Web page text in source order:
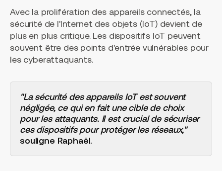
Avec la prolifération des appareils connectés, la
sécurité de l'Internet des objets (IoT) devient de
plus en plus critique. Les dispositifs IoT peuvent
souvent être des points d'entrée vulnérables pour
les cyberattaquants.
"La sécurité des appareils IoT est souvent
négligée, ce qui en fait une cible de choix
pour les attaquants. Il est crucial de sécuriser
ces dispositifs pour protéger les réseaux,"
souligne Raphaël.